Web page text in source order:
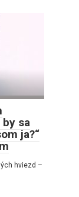
sa
ja?“
hviezd –